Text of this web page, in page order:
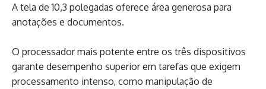
A tela de 10,3 polegadas oferece área generosa para
anotações e documentos.
O processador mais potente entre os três dispositivos
garante desempenho superior em tarefas que exigem
processamento intenso, como manipulação de